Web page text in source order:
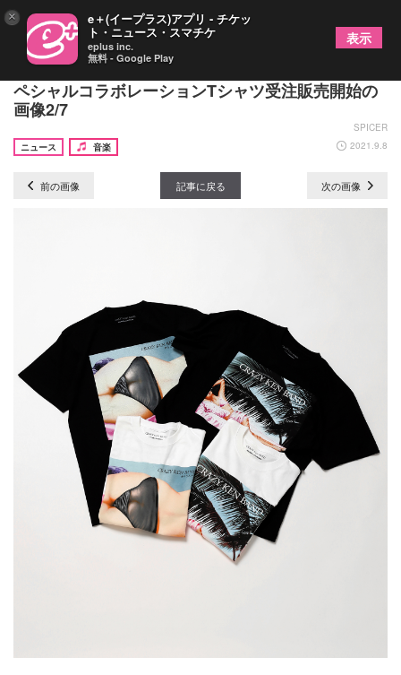
CRAZY KEN BAND × JOURNAL STANDARDのス
ペシャルコラボレーションTシャツ受注販売開始の
画像2/7
SPICER
ニュース
音楽 2021.9.8
前の画像 記事に戻る 次の画像
× e＋(イープラス)アプリ - チケッ
ト・ニュース・スマチケ
eplus inc.
無料 - Google Play
表示